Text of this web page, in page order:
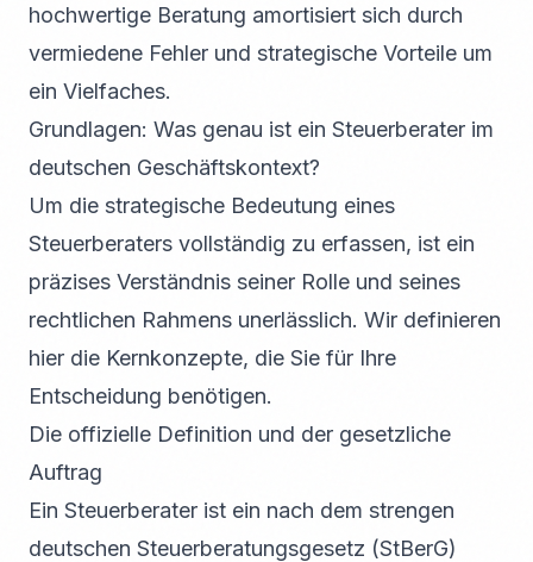
hochwertige Beratung amortisiert sich durch
vermiedene Fehler und strategische Vorteile um
ein Vielfaches.
Grundlagen: Was genau ist ein Steuerberater im
deutschen Geschäftskontext?
Um die strategische Bedeutung eines
Steuerberaters vollständig zu erfassen, ist ein
präzises Verständnis seiner Rolle und seines
rechtlichen Rahmens unerlässlich. Wir definieren
hier die Kernkonzepte, die Sie für Ihre
Entscheidung benötigen.
Die offizielle Definition und der gesetzliche
Auftrag
Ein Steuerberater ist ein nach dem strengen
deutschen Steuerberatungsgesetz (StBerG)